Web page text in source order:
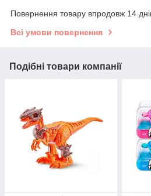
Повернення товару впродовж 14
Всі умови повернення
Подібні товари компанії